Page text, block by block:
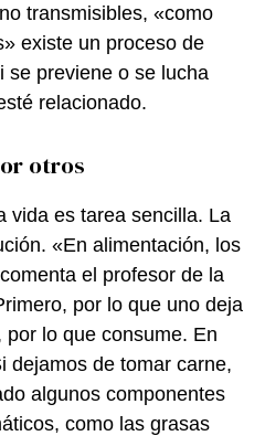
transmisibles, «como
existe un proceso de
se previene o se lucha
relacionado.
otros
vida es tarea sencilla. La
«En alimentación, los
el profesor de la
por lo que uno deja
lo que consume. En
dejamos de tomar carne,
algunos componentes
como las grasas